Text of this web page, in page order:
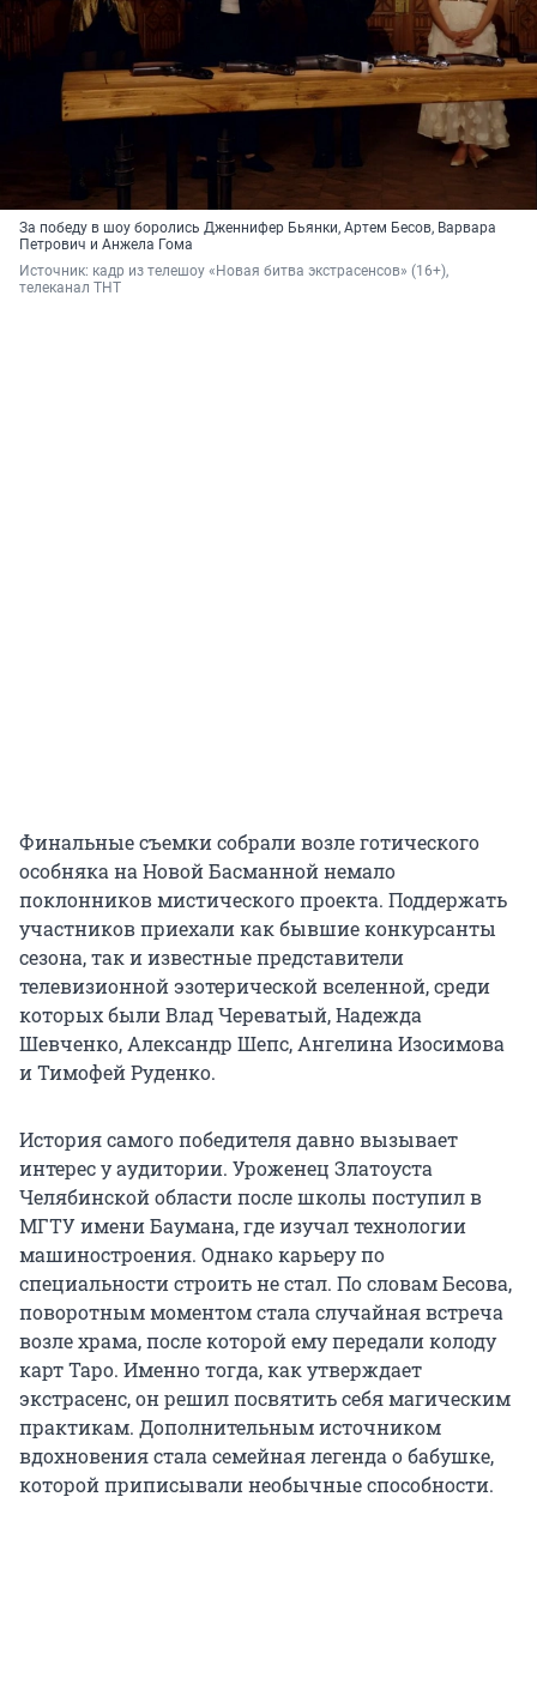
За победу в шоу боролись Дженнифер Бьянки, Артем Бесов, Варвара
Петрович и Анжела Гома
Источник: кадр из телешоу «Новая битва экстрасенсов» (16+),
телеканал ТНТ
Финальные съемки собрали возле готического
особняка на Новой Басманной немало
поклонников мистического проекта. Поддержать
участников приехали как бывшие конкурсанты
сезона, так и известные представители
телевизионной эзотерической вселенной, среди
которых были Влад Череватый, Надежда
Шевченко, Александр Шепс, Ангелина Изосимова
и Тимофей Руденко.
История самого победителя давно вызывает
интерес у аудитории. Уроженец Златоуста
Челябинской области после школы поступил в
МГТУ имени Баумана, где изучал технологии
машиностроения. Однако карьеру по
специальности строить не стал. По словам Бесова,
поворотным моментом стала случайная встреча
возле храма, после которой ему передали колоду
карт Таро. Именно тогда, как утверждает
экстрасенс, он решил посвятить себя магическим
практикам. Дополнительным источником
вдохновения стала семейная легенда о бабушке,
которой приписывали необычные способности.